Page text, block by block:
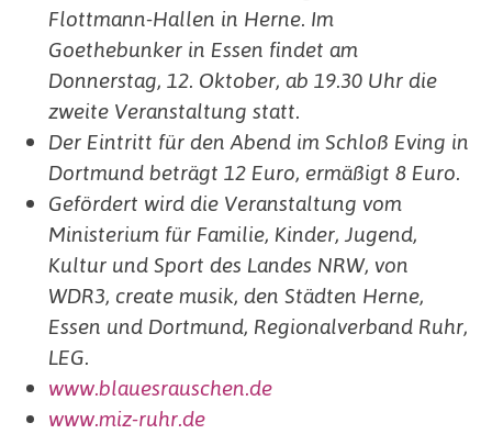
Flottmann-Hallen in Herne. Im
Goethebunker in Essen findet am
Donnerstag, 12. Oktober, ab 19.30 Uhr die
zweite Veranstaltung statt.
Der Eintritt für den Abend im Schloß Eving in
Dortmund beträgt 12 Euro, ermäßigt 8 Euro.
Gefördert wird die Veranstaltung vom
Ministerium für Familie, Kinder, Jugend,
Kultur und Sport des Landes NRW, von
WDR3, create musik, den Städten Herne,
Essen und Dortmund, Regionalverband Ruhr,
LEG.
www.blauesrauschen.de
www.miz-ruhr.de